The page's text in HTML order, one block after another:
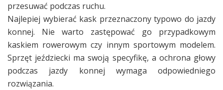
przesuwać podczas ruchu.
Najlepiej wybierać kask przeznaczony typowo do jazdy
konnej. Nie warto zastępować go przypadkowym
kaskiem rowerowym czy innym sportowym modelem.
Sprzęt jeździecki ma swoją specyfikę, a ochrona głowy
podczas jazdy konnej wymaga odpowiedniego
rozwiązania.